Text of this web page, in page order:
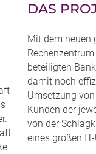
DAS
Mit dem neuen
beteiligten
damit noch
Umsetzung
Kunden der
von der
eines großen